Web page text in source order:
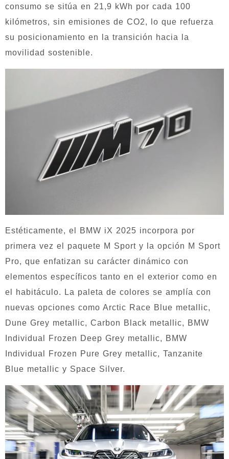
consumo se sitúa en 21,9 kWh por cada 100
kilómetros, sin emisiones de CO2, lo que refuerza
su posicionamiento en la transición hacia la
movilidad sostenible.
Estéticamente, el BMW iX 2025 incorpora por
primera vez el paquete M Sport y la opción M Sport
Pro, que enfatizan su carácter dinámico con
elementos específicos tanto en el exterior como en
el habitáculo. La paleta de colores se amplía con
nuevas opciones como Arctic Race Blue metallic,
Dune Grey metallic, Carbon Black metallic, BMW
Individual Frozen Deep Grey metallic, BMW
Individual Frozen Pure Grey metallic, Tanzanite
Blue metallic y Space Silver.